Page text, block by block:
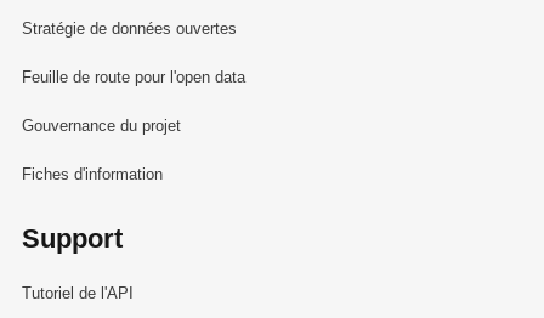
Stratégie de données ouvertes
Feuille de route pour l'open data
Gouvernance du projet
Fiches d'information
Support
Tutoriel de l'API